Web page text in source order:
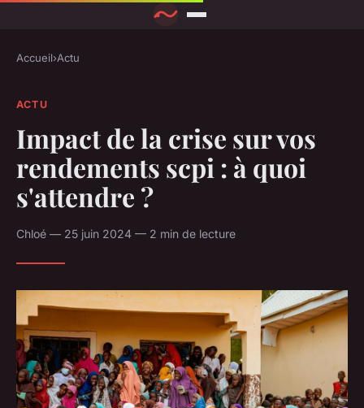
Accueil›Actu
ACTU
Impact de la crise sur vos
rendements scpi : à quoi
s'attendre ?
Chloé — 25 juin 2024 — 2 min de lecture